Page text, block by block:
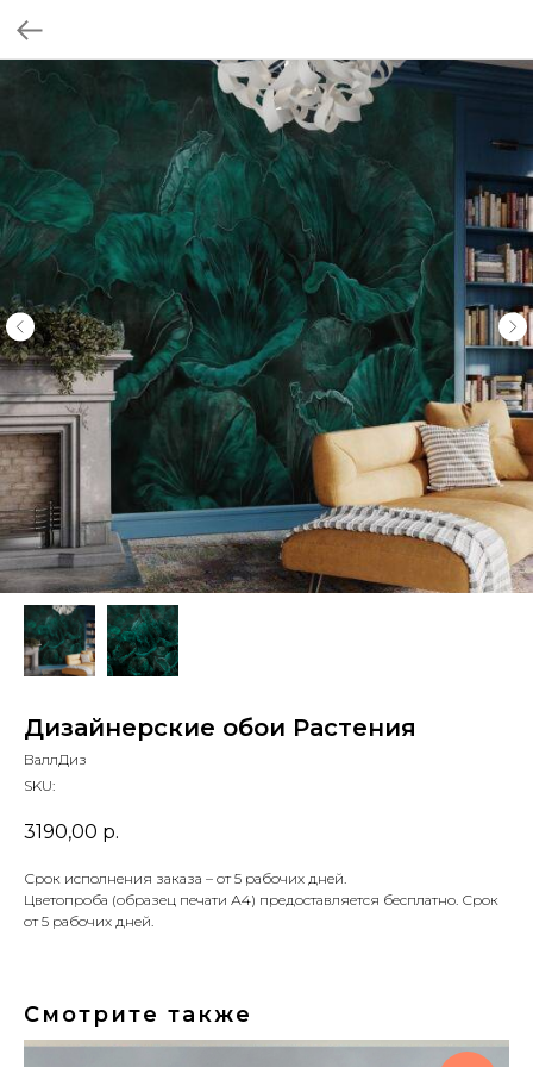
Дизайнерские обои Растения
ВаллДиз
SKU:
3190,00 р.
Срок исполнения заказа – от 5 рабочих дней.
Цветопроба (образец печати А4) предоставляется бесплатно. Срок
от 5 рабочих дней.
Смотрите также